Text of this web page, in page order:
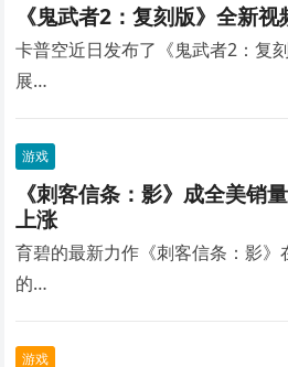
《鬼武者2：复刻版》全新
卡普空近日发布了《鬼武者2：复
展…
游戏
《刺客信条：影》成全美销
上涨
育碧的最新力作《刺客信条：影》
的…
游戏